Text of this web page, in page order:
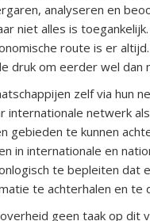
analyseren en
niet alles is
route is er
druk om eerder wel dan
zelf via hun
internationale netwerk
gebieden te kunnen
in internationale en
te bepleiten
te achterhalen en te
geen taak op dit